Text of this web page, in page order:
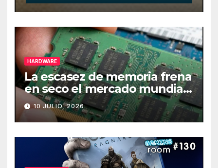
HARDWARE
La escasez de memoria frena
en seco el mercado mundial
de PCs
10 JULIO, 2026